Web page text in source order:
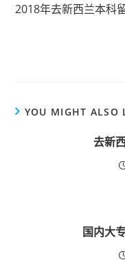
2018年去新西兰本科
YOU MIGHT ALSO
去新
国内大